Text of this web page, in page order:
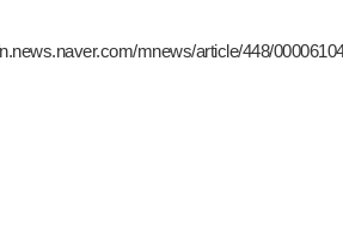
mnews/article/448/